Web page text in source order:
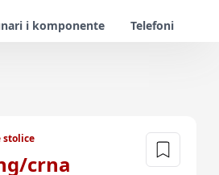
i komponente Telefoni
stolice
crna